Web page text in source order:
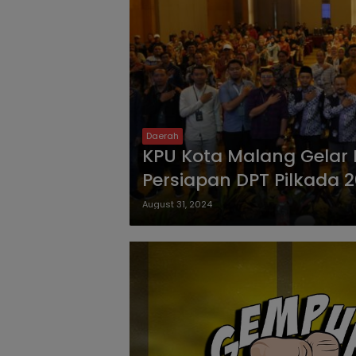
Daerah
KPU Kota Malang Gelar
Persiapan DPT Pilkada
August 31, 2024